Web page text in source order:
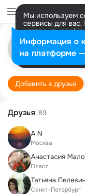
Мы используем
сервисы для вас.
настроить
представитель.
Разрешить все
Надя
Бейт-
5
Добавить в друзья
Друзья 89
A N
Москва
Анастасия
Пласт
Татьяна
Санкт-Петербург
Информация о
на платформе